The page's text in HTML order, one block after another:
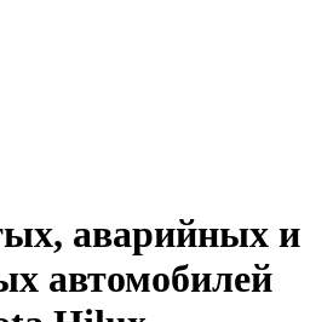
аварийных и
автомобилей